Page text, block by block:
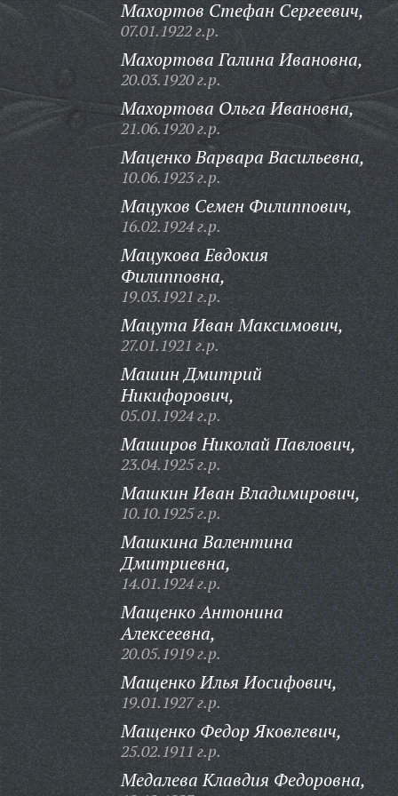
Махортов Стефан Сергеевич,
07.01.1922 г.р.
Махортова Галина Ивановна,
20.03.1920 г.р.
Махортова Ольга Ивановна,
21.06.1920 г.р.
Маценко Варвара Васильевна,
10.06.1923 г.р.
Мацуков Семен Филиппович,
16.02.1924 г.р.
Мацукова Евдокия
Филипповна,
19.03.1921 г.р.
Мацута Иван Максимович,
27.01.1921 г.р.
Машин Дмитрий
Никифорович,
05.01.1924 г.р.
Маширов Николай Павлович,
23.04.1925 г.р.
Машкин Иван Владимирович,
10.10.1925 г.р.
Машкина Валентина
Дмитриевна,
14.01.1924 г.р.
Мащенко Антонина
Алексеевна,
20.05.1919 г.р.
Мащенко Илья Иосифович,
19.01.1927 г.р.
Мащенко Федор Яковлевич,
25.02.1911 г.р.
Медалева Клавдия Федоровна,